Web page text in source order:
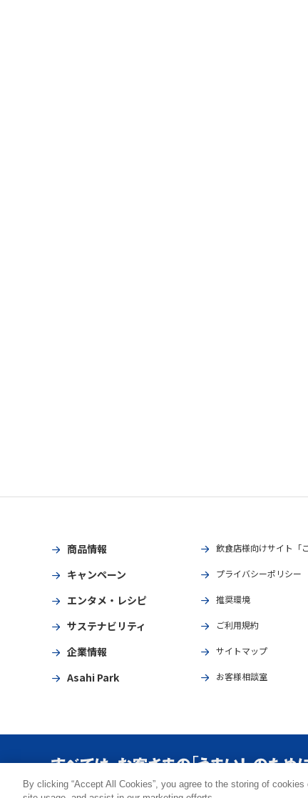
商品情報
キャンペーン
エンタメ・レシピ
サステナビリティ
企業情報
Asahi Park
飲食店様向けサイト「
プライバシーポリシー
推奨環境
ご利用規約
サイトマップ
お客様相談室
Copyright © ASAHI BREWERIES, LTD. All rights reserved.
By clicking “Accept All Cookies”, you agree to the storing of